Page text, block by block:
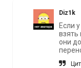
Diz1k
Если
взять
они